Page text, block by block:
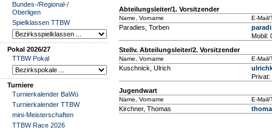
Bundes-/Regional-/
Oberligen
Spielklassen TTBW
Pokal 2026/27
TTBW Pokal
Turniere
Turnierkalender BaWü
Turnierkalender TTBW
mini-Meisterschaften
TTBW Race 2026
Abteilungsleiter/1. Vorsitzender
Name, Vorname E-Mail/
Paradies, Torben
Mobil:
Stellv. Abteilungsleiter/2. Vorsitzender
Name, Vorname E-Mail/
Kuschnick, Ulrich
Privat:
Jugendwart
Name, Vorname E-Mail/
Kirchner, Thomas